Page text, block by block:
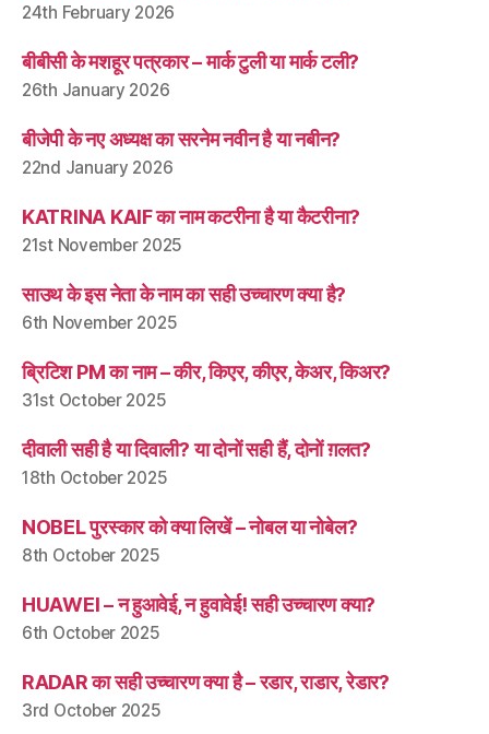
24th February 2026
बीबीसी के मशहूर पत्रकार – मार्क टुली या मार्क टली?
26th January 2026
बीजेपी के नए अध्यक्ष का सरनेम नवीन है या नबीन?
22nd January 2026
KATRINA KAIF का नाम कटरीना है या कैटरीना?
21st November 2025
साउथ के इस नेता के नाम का सही उच्चारण क्या है?
6th November 2025
ब्रिटिश PM का नाम – कीर, किएर, कीएर, केअर, किअर?
31st October 2025
दीवाली सही है या दिवाली? या दोनों सही हैं, दोनों ग़लत?
18th October 2025
NOBEL पुरस्कार को क्या लिखें – नोबल या नोबेल?
8th October 2025
HUAWEI – न हुआवेई, न हुवावेई! सही उच्चारण क्या?
6th October 2025
RADAR का सही उच्चारण क्या है – रडार, राडार, रेडार?
3rd October 2025